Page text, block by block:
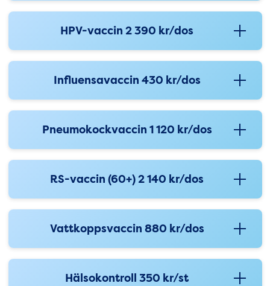
HPV-vaccin 2 390 kr/dos
Influensavaccin 430 kr/dos
Pneumokockvaccin 1 120 kr/dos
RS-vaccin (60+) 2 140 kr/dos
Vattkoppsvaccin 880 kr/dos
Hälsokontroll 350 kr/st